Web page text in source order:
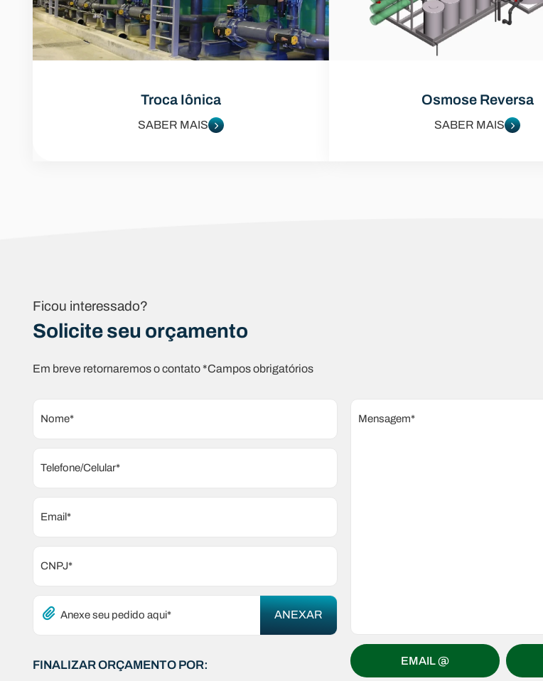
Troca Iônica
SABER MAIS
Osmose Reversa
SABER MAIS
Ficou interessado?
Solicite seu orçamento
Em breve retornaremos o contato *Campos obrigatórios
Nome* Mensagem*
Telefone/Celular*
Email*
CNPJ*
Anexe seu pedido aqui*
FINALIZAR ORÇAMENTO POR: EMAIL @